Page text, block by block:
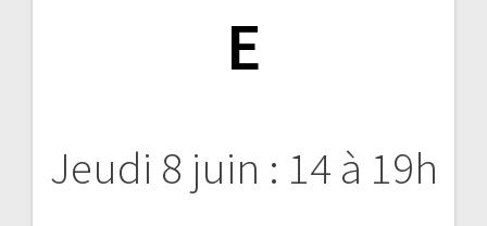
E
Jeudi 8 juin : 14 à 19h